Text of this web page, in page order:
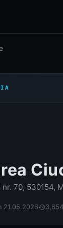
70, 530154,
21.05.2026history